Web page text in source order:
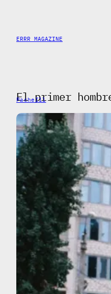
contenido
ERRR MAGAZINE
El primer
PacheIll